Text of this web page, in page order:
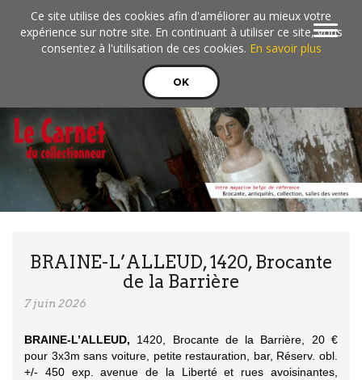
Aller au contenu principal
Ce site utilise des cookies afin d'améliorer au mieux votre
expérience sur notre site. En continuant à utiliser ce site, vous
consentez à l'utilisation de ces cookies. En savoir plus
OK
Toggle
BRAINE-L’ALLEUD, 1420, Brocante
de la Barrière
7 juin 2026
BRAINE-L’ALLEUD, 1420, Brocante de la Barrière, 20 €
pour 3x3m sans voiture, petite restauration, bar, Réserv. obl.
+/- 450 exp. avenue de la Liberté et rues avoisinantes,